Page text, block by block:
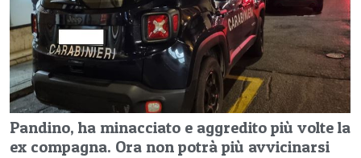
Pandino, ha minacciato e aggredito più volte la
ex compagna. Ora non potrà più avvicinarsi